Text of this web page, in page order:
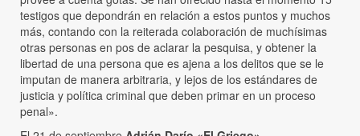
testigos que depondrán en relación a estos puntos y muchos
más, contando con la reiterada colaboración de muchísimas
otras personas en pos de aclarar la pesquisa, y obtener la
libertad de una persona que es ajena a los delitos que se le
imputan de manera arbitraria, y lejos de los estándares de
justicia y política criminal que deben primar en un proceso
penal».